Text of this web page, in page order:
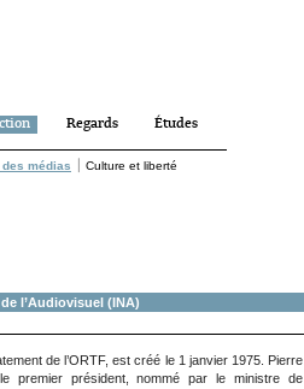
Regards Études
des médias Culture et liberté
l’Audiovisuel (INA)
de l’ORTF, est créé le 1 janvier 1975. Pierre
premier président, nommé par le ministre de